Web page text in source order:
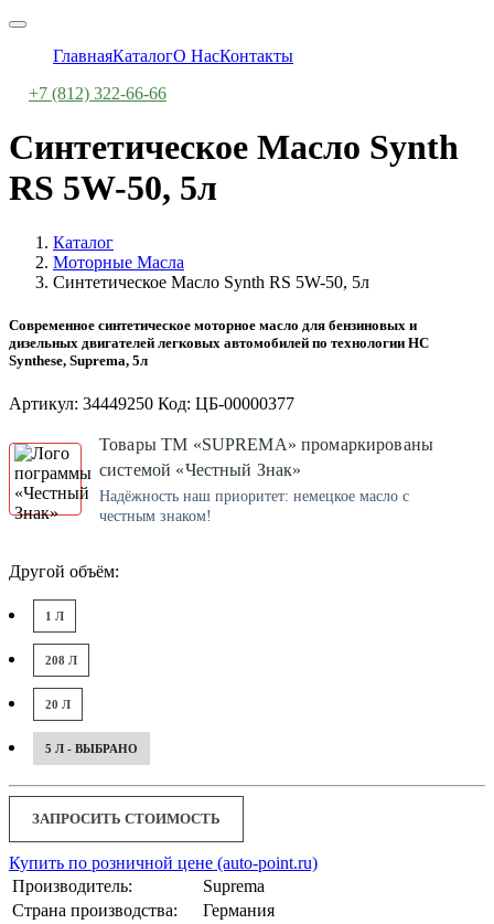
ГлавнаяКаталогО НасКонтакты
+7 (812) 322-66-66
Синтетическое Масло Synth
RS 5W-50, 5л
Каталог
Моторные Масла
Синтетическое Масло Synth RS 5W-50, 5л
Современное синтетическое моторное масло для бензиновых и
дизельных двигателей легковых автомобилей по технологии HC
Synthese, Suprema, 5л
Артикул: 34449250 Код: ЦБ-00000377
Товары ТМ «SUPREMA» промаркированы
системой «Честный Знак»
Надёжность наш приоритет: немецкое масло с
честным знаком!
Другой объём:
1 Л
208 Л
20 Л
5 Л - ВЫБРАНО
ЗАПРОСИТЬ СТОИМОСТЬ
Купить по розничной цене (auto-point.ru)
Производитель:
Suprema
Страна производства:
Германия